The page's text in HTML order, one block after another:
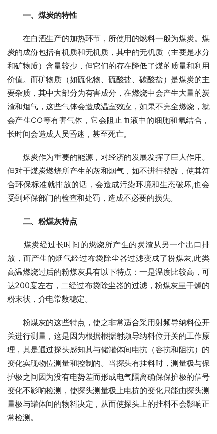
一、煤炭的特性
在白酒生产的加热环节，所使用的燃料一般为煤炭。煤
炭的成份包括有机质和无机质，其中的无机质（主要是水分
和矿物质）含量较少，但它们的存在降低了煤的质量和利用
价值。而矿物质（如硫化物、硫酸盐、碳酸盐）是煤炭的主
要杂质，其中大部分为有害成分，在燃烧中会产生大量的炭
渣和烟气，这些气体会造成温室效应，如果不完全燃烧，就
会产生CO等有害气体，它会阻止血液中的细胞和氧结合，
长时间会造成人员昏迷，甚至死亡。
煤炭作为重要的能源，对经济的发展发挥了巨大作用。
但对于煤炭燃烧所产生的灰和烟气，如不进行整改，使其符
合环保标准就排放的话，会造成污染环境和生态破坏,也会
受到环保部门的检查和处罚，造成不必要的损失。
二、粉煤灰特点
煤炭经过长时间的燃烧所产生的炭渣从另一个出口排
放，而产生的烟气经过布袋除尘器过滤变成了粉煤灰,此类
高温燃烧过后的粉煤灰具有以下特点：一是温度比较高，可
达200度左右，二经过布袋除尘器的过滤，粉煤灰呈干燥的
粉末状，介电常数稳定。
粉煤灰的这些特点，使之非常适合采用射频导纳料位开
关进行测量，这是因为根据根据射频导纳料位开关的工作原
理，其是通过探头感知其与储罐体间电抗（容抗和阻抗）的
变化实现物位测量和控制的。当探头有挂料时，测量极与保
护极之间因为没有电势差而形成电气隔离确保保护极的信号
变化不影响检测，使探头测量极上电抗的变化只能由探头测
量极与罐体间的物料决定，从而使探头上的挂料不会影响正
常检测。